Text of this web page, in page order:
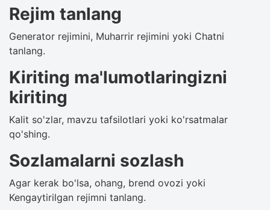
Rejim tanlang
Generator rejimini, Muharrir rejimini yoki Chatni
tanlang.
Kiriting ma'lumotlaringizni
kiriting
Kalit so'zlar, mavzu tafsilotlari yoki ko'rsatmalar
qo'shing.
Sozlamalarni sozlash
Agar kerak bo'lsa, ohang, brend ovozi yoki
Kengaytirilgan rejimni tanlang.